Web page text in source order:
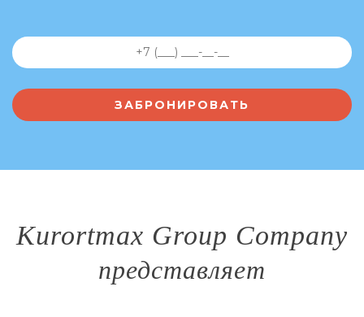
Kurortmax Group Company
представляет